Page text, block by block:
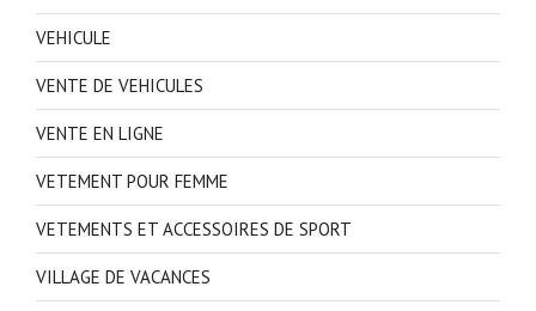
VEHICULE
VENTE DE VEHICULES
VENTE EN LIGNE
VETEMENT POUR FEMME
VETEMENTS ET ACCESSOIRES DE SPORT
VILLAGE DE VACANCES